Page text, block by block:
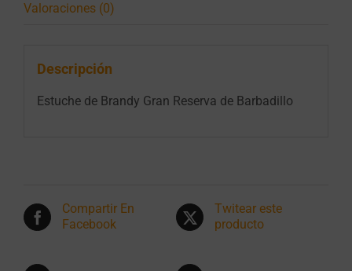
Valoraciones (0)
Descripción
Estuche de Brandy Gran Reserva de Barbadillo
Compartir En
Facebook
Twitear este
producto